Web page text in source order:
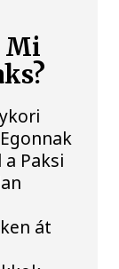
Mi
Paksi
át